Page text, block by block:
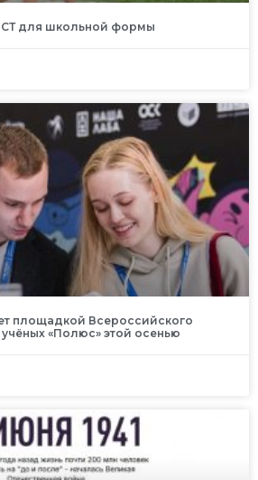
для школьной формы
площадкой Всероссийского
«Полюс» этой осенью